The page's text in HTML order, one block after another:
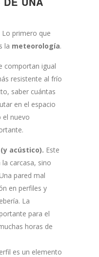
Lo primero que
la meteorología.
comportan igual
resistente al frío
saber cuántas
en el espacio
el nuevo
acústico). Este
carcasa, sino
pared mal
en perfiles y
La
para el
horas de
es un elemento